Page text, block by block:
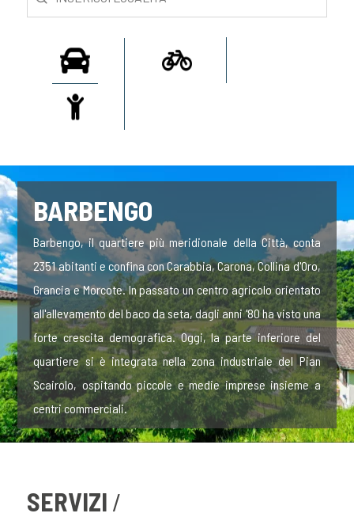
BARBENGO
Barbengo, il quartiere più meridionale della Città, conta
2351 abitanti e confina con Carabbia, Carona, Collina d'Oro,
Grancia e Morcote. In passato un centro agricolo orientato
all'allevamento del baco da seta, dagli anni '80 ha visto una
forte crescita demografica. Oggi, la parte inferiore del
quartiere si è integrata nella zona industriale del Pian
Scairolo, ospitando piccole e medie imprese insieme a
centri commerciali.
SERVIZI